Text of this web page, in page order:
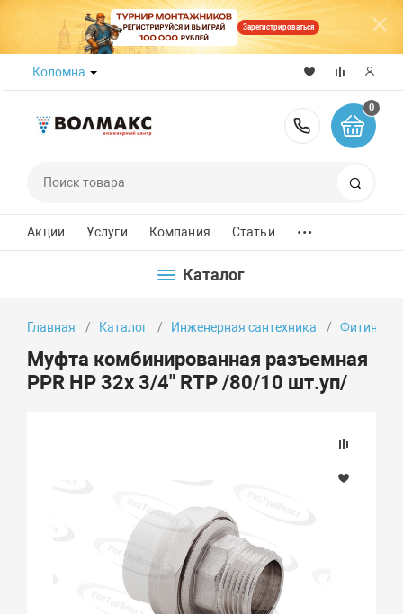
Зарегистрироваться
Коломна
8 (800)
0
Акции Услуги Компания Статьи ...
Каталог
Главная Каталог Инженерная сантехника Фитинги
Муфта комбинированная разъемная
PPR НР 32х 3/4" RTP /80/10 шт.уп/